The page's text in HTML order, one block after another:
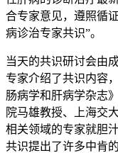
合专家意见，遵照循
病诊治专家共识”。
当天的共识研讨会由
专家介绍了共识内容
肠病学和肝病学杂志
院马雄教授、上海交
相关领域的专家就胆
共识提出了许多中肯